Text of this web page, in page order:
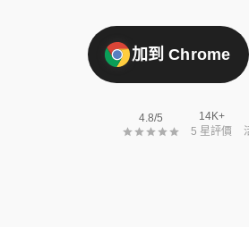
加到 Chrome
4.8/5
14K+
5 星評價